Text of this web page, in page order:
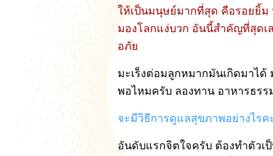
ให้เป็นมนุษย์มากที่สุด คือรอยยิ้ม
มองโลกแง่บวก อันนี้สำคัญที่สุด
อภัย
มะเร็งต่อมลูกหมากมันเกิดมาได้
พอไหมครับ ลองทาน อาหารธร
จะมีวิธีการดูแลสุขภาพอย่างไรค
อันดับแรกจิตใจครับ ต้องทำตัวเ